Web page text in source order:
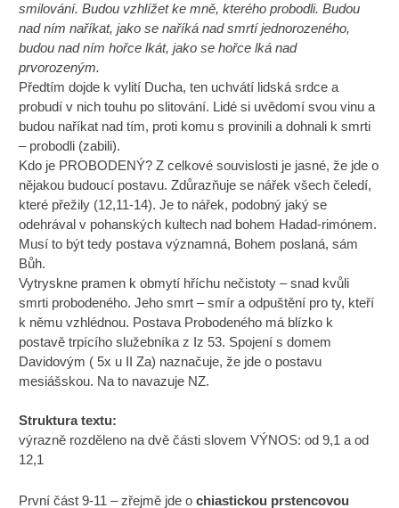
smilování. Budou vzhlížet ke mně, kterého probodli. Budou
nad ním naříkat, jako se naříká nad smrtí jednorozeného,
budou nad ním hořce lkát, jako se hořce lká nad
prvorozeným.
Předtím dojde k vylití Ducha, ten uchvátí lidská srdce a
probudí v nich touhu po slitování. Lidé si uvědomí svou vinu a
budou naříkat nad tím, proti komu s provinili a dohnali k smrti
– probodli (zabili).
Kdo je PROBODENÝ? Z celkové souvislosti je jasné, že jde o
nějakou budoucí postavu. Zdůrazňuje se nářek všech čeledí,
které přežily (12,11-14). Je to nářek, podobný jaký se
odehrával v pohanských kultech nad bohem Hadad-rimónem.
Musí to být tedy postava významná, Bohem poslaná, sám
Bůh.
Vytryskne pramen k obmytí hříchu nečistoty – snad kvůli
smrti probodeného. Jeho smrt – smír a odpuštění pro ty, kteří
k němu vzhlédnou. Postava Probodeného má blízko k
postavě trpícího služebníka z Iz 53. Spojení s domem
Davidovým ( 5x u II Za) naznačuje, že jde o postavu
mesiášskou. Na to navazuje NZ.
Struktura textu:
výrazně rozděleno na dvě části slovem VÝNOS: od 9,1 a od
12,1
První část 9-11 – zřejmě jde ochiastickou prstencovou